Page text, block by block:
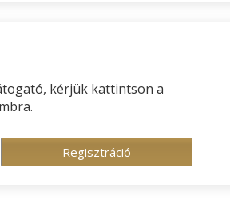
kérjük kattintson a